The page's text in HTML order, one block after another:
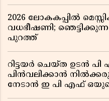
2026 ലോകകപ്പിൽ
വധഭീഷണി;
പുറത്ത്
റിട്ടയർ ചെയ്ത ഉടൻ
പിൻവലിക്കാൻ
നേടാൻ ഇ പി എഫ്